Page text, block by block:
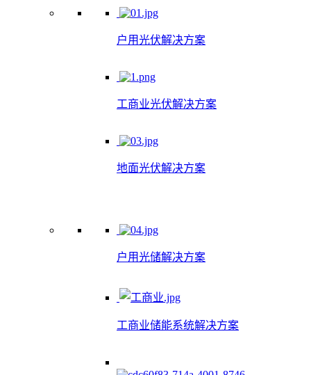
户用光伏解决方案
工商业光伏解决方案
地面光伏解决方案
户用光储解决方案
工商业储能系统解决方案